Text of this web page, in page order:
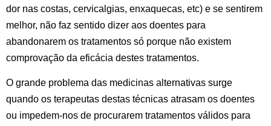
dor nas costas, cervicalgias, enxaquecas, etc) e se sentirem
melhor, não faz sentido dizer aos doentes para
abandonarem os tratamentos só porque não existem
comprovação da eficácia destes tratamentos.
O grande problema das medicinas alternativas surge
quando os terapeutas destas técnicas atrasam os doentes
ou impedem-nos de procurarem tratamentos válidos para